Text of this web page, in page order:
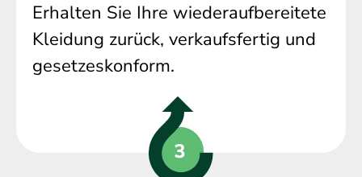
Erhalten Sie Ihre wiederaufbereitete
Kleidung zurück, verkaufsfertig und
gesetzeskonform.